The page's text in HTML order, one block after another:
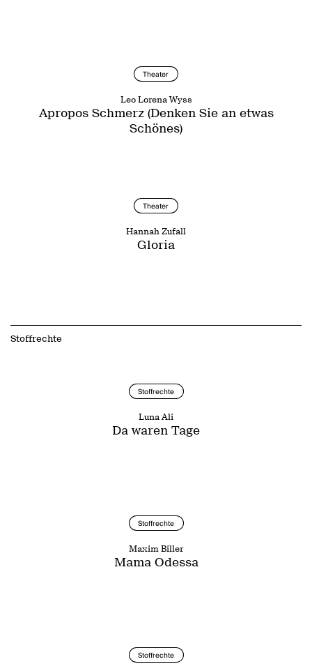
Theater
Leo Lorena Wyss
Apropos Schmerz (Denken Sie an etwas
Schönes)
Theater
Hannah Zufall
Gloria
Stoffrechte
Stoffrechte
Luna Ali
Da waren Tage
Stoffrechte
Maxim Biller
Mama Odessa
Stoffrechte